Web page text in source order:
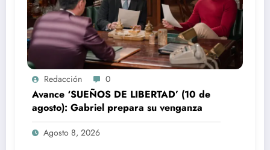
Redacción 0
Avance ‘SUEÑOS DE LIBERTAD’ (10 de
agosto): Gabriel prepara su venganza
Agosto 8, 2026